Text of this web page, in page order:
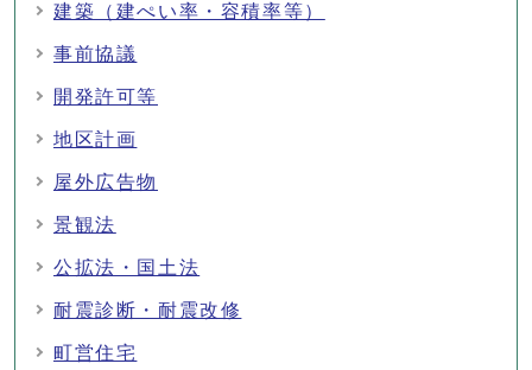
建築（建ぺい率・容積率等）
事前協議
開発許可等
地区計画
屋外広告物
景観法
公拡法・国土法
耐震診断・耐震改修
町営住宅